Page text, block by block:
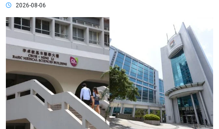
2026-08-06